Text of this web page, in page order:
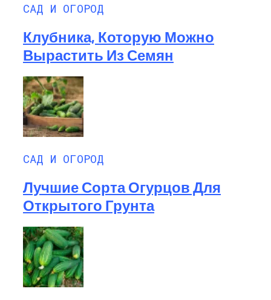
САД И ОГОРОД
Клубника, Которую Можно
Вырастить Из Семян
САД И ОГОРОД
Лучшие Сорта Огурцов Для
Открытого Грунта